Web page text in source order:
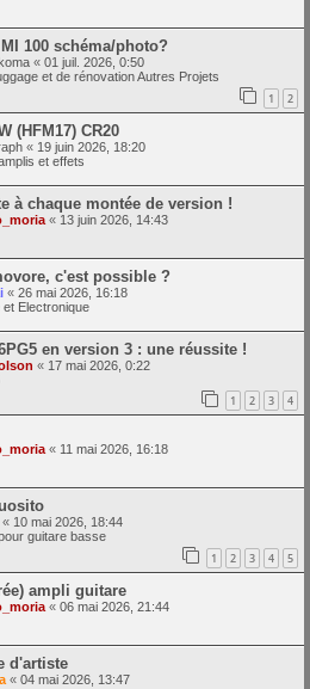
100 schéma/photo?
« 01 juil. 2026, 0:50
et de rénovation Autres Projets
1 2
(HFM17) CR20
« 19 juin 2026, 18:20
et effets
à chaque montée de version !
« 13 juin 2026, 14:43
c'est possible ?
« 26 mai 2026, 16:18
Electronique
en version 3 : une réussite !
« 17 mai 2026, 0:22
1 2 3 4
« 11 mai 2026, 16:18
« 10 mai 2026, 18:44
guitare basse
1 2 3 4 5
ampli guitare
« 06 mai 2026, 21:44
d'artiste
« 04 mai 2026, 13:47